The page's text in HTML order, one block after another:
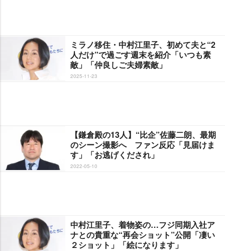
ミラノ移住・中村江里子、初めて夫と“2
人だけ”で過ごす週末を紹介「いつも素
敵」「仲良しご夫婦素敵」
2025-11-23
【鎌倉殿の13人】“比企”佐藤二朗、最期
のシーン撮影へ ファン反応「見届けま
す」「お逃げくだされ」
2022-05-10
中村江里子、着物姿の…フジ同期入社ア
ナとの貴重な“再会ショット”公開「凄い
２ショット」「絵になります」